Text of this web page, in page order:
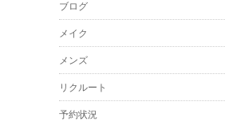
ブログ
メイク
メンズ
リクルート
予約状況